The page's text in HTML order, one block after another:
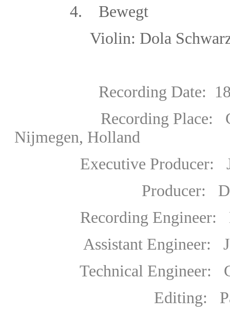
4. Bewegt
Violin: Dola
Recording Date: 18
Recording Place:
Nijmegen, Holland
Executive Producer:
Producer:
Recording Engineer:
Assistant Engineer:
Technical Engineer:
Editing: Paul Baily